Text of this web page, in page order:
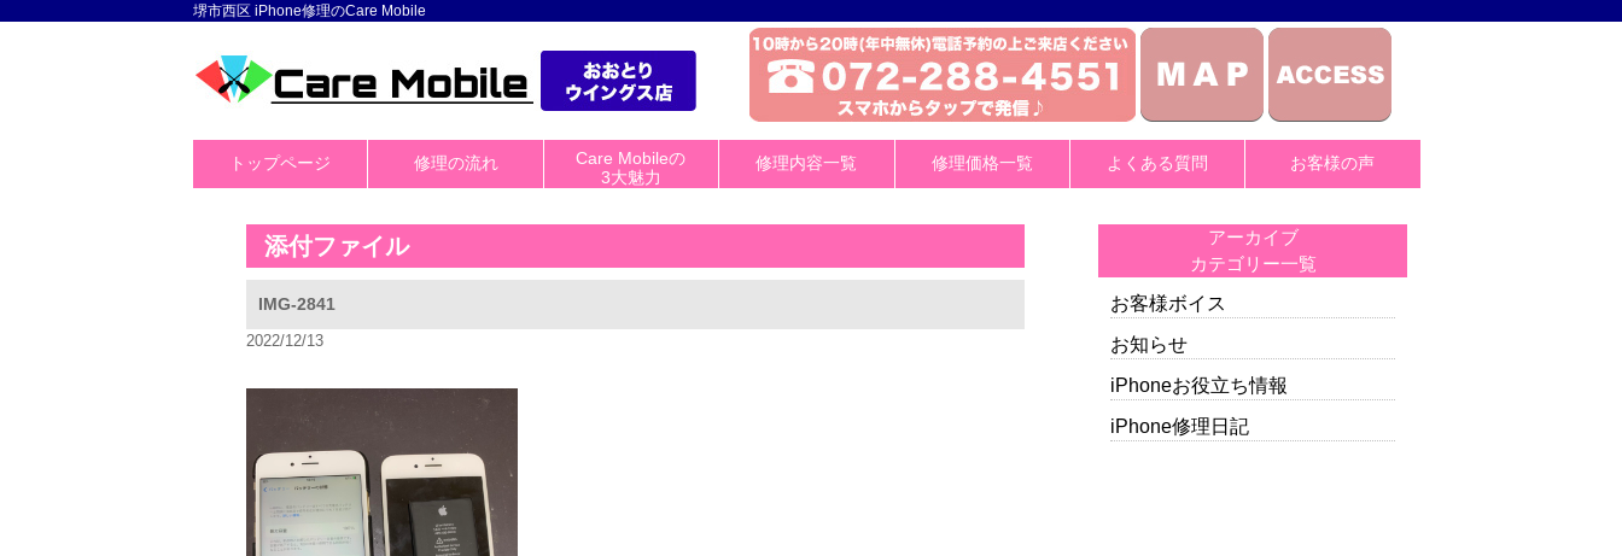
堺市西区 iPhone修理のCare Mobile
トップページ 修理の流れ
Care Mobileの
3大魅力
修理内容一覧 修理価格一覧 よくある質問 お客様の声
添付ファイル
IMG-2841
2022/12/13
アーカイブ
カテゴリー一覧
お客様ボイス
お知らせ
iPhoneお役立ち情報
iPhone修理日記